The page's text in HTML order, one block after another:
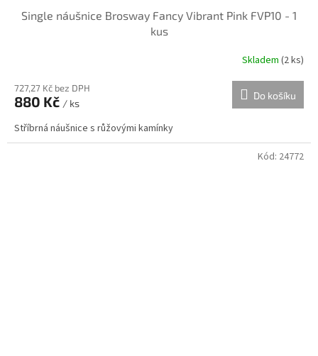
Single náušnice Brosway Fancy Vibrant Pink FVP10 - 1
kus
Skladem (2 ks)
727,27 Kč bez DPH
880 Kč / ks
Do košíku
Stříbrná náušnice s růžovými kamínky
Kód: 24772